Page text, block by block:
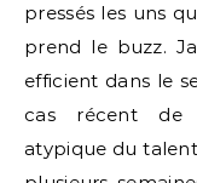
pressés les uns
prend le buzz.
efficient dans le
cas récent de
atypique du